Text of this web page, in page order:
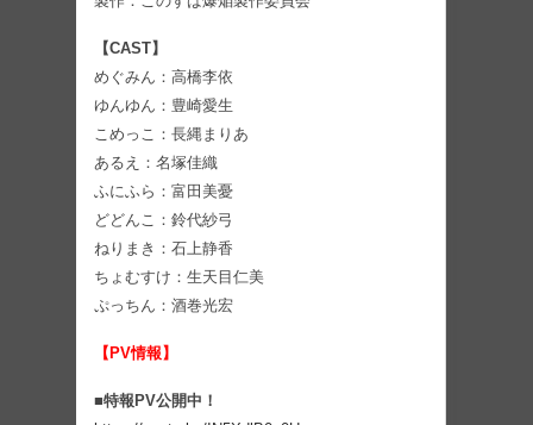
【CAST】
めぐみん：高橋李依
ゆんゆん：豊崎愛生
こめっこ：長縄まりあ
あるえ：名塚佳織
ふにふら：富田美憂
どどんこ：鈴代紗弓
ねりまき：石上静香
ちょむすけ：生天目仁美
ぷっちん：酒巻光宏
【PV情報】
■特報PV公開中！